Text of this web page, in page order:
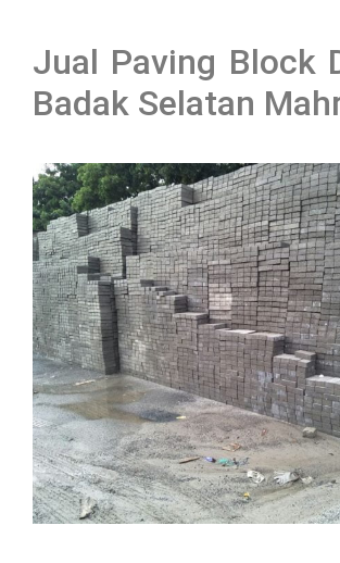
Jual Paving Block
Badak Selatan